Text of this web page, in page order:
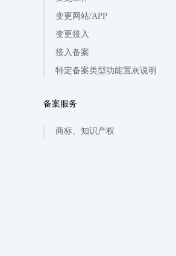
变更网站/APP
变更接入
接入备案
特定备案类型功能置灰说明
备案服务
商标、知识产权